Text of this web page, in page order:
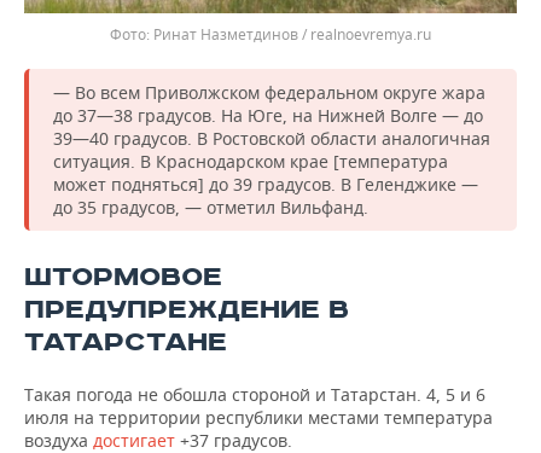
Ринат Назметдинов / realnoevremya.ru
— Во всем Приволжском федеральном округе жара
до 37—38 градусов. На Юге, на Нижней Волге — до
39—40 градусов. В Ростовской области аналогичная
ситуация. В Краснодарском крае [температура
может подняться] до 39 градусов. В Геленджике —
до 35 градусов, — отметил Вильфанд.
ШТОРМОВОЕ
ПРЕДУПРЕЖДЕНИЕ В
ТАТАРСТАНЕ
Такая погода не обошла стороной и Татарстан. 4, 5 и 6
июля на территории республики местами температура
воздуха достигает +37 градусов.